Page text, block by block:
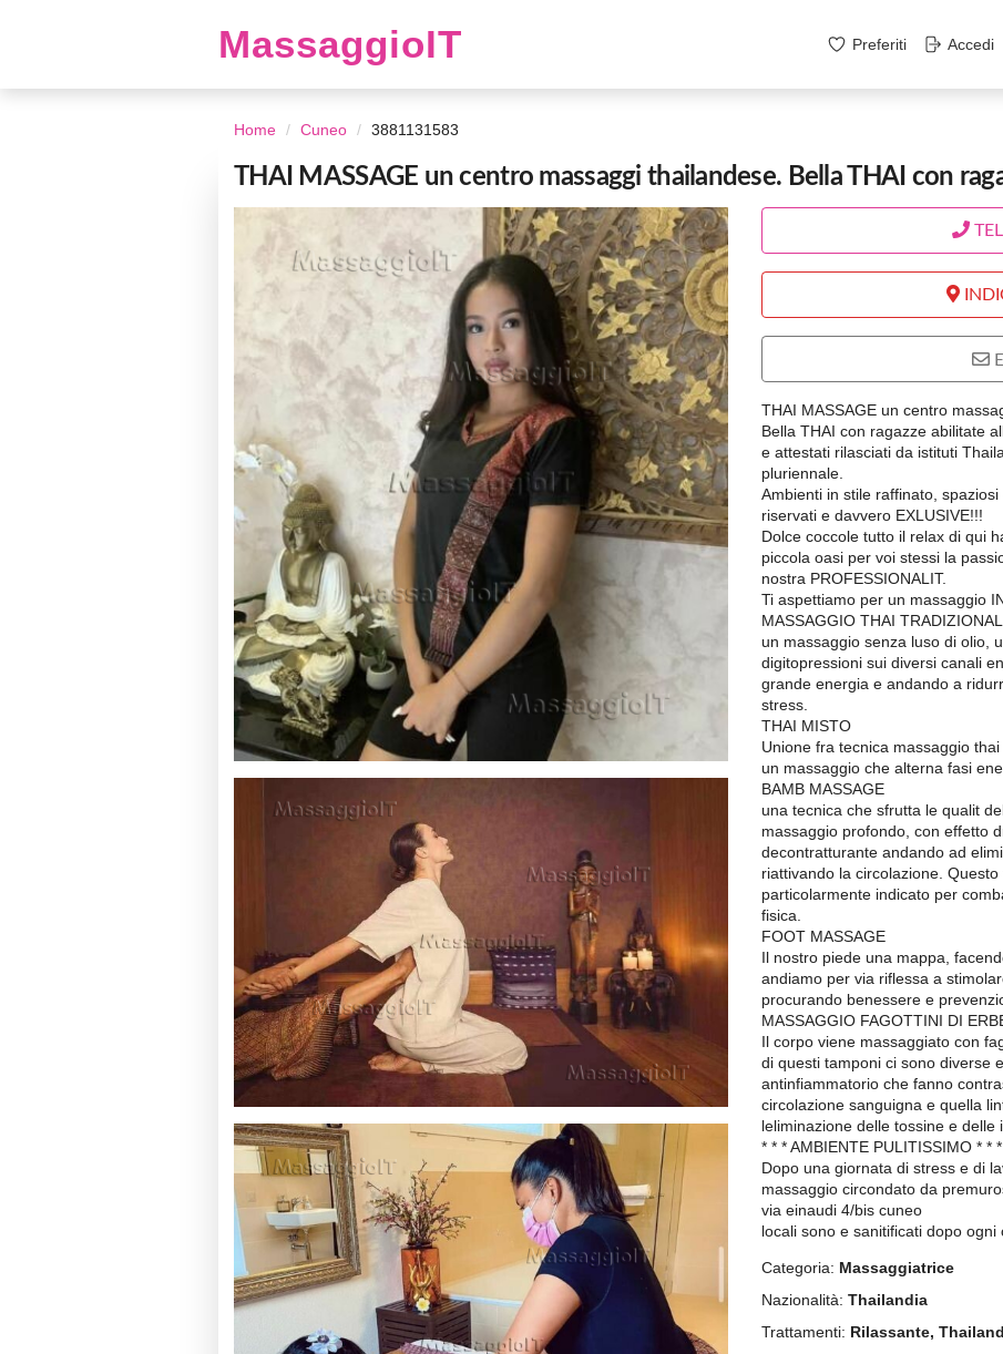
MassaggioIT Preferiti Accedi
Home Cuneo 3881131583
THAI MASSAGE un centro massaggi thailandese. Bella THAI con
THAI MASSAGE un centro
Bella THAI con ragazze abilitate
e attestati rilasciati da istituti
pluriennale.
Ambienti in stile raffinato,
riservati e davvero EXLUSIVE!!!
Dolce coccole tutto il relax di qui
piccola oasi per voi stessi la
nostra PROFESSIONALIT.
Ti aspettiamo per un massaggio
MASSAGGIO THAI
un massaggio senza luso di olio,
digitopressioni sui diversi canali
grande energia e andando a
stress.
THAI MISTO
Unione fra tecnica massaggio
un massaggio che alterna fasi
BAMB MASSAGE
una tecnica che sfrutta le qualit
massaggio profondo, con effetto
decontratturante andando ad
riattivando la circolazione.
particolarmente indicato per
fisica.
FOOT MASSAGE
Il nostro piede una mappa,
andiamo per via riflessa a
procurando benessere e
MASSAGGIO FAGOTTINI DI
Il corpo viene massaggiato con
di questi tamponi ci sono diverse
antinfiammatorio che fanno
circolazione sanguigna e quella
leliminazione delle tossine e delle
* * * AMBIENTE PULITISSIMO * * *
Dopo una giornata di stress e di
massaggio circondato da
via einaudi 4/bis cuneo
locali sono e sanitificati dopo ogni
Categoria: Massaggiatrice
Nazionalità: Thailandia
Trattamenti: Rilassante,